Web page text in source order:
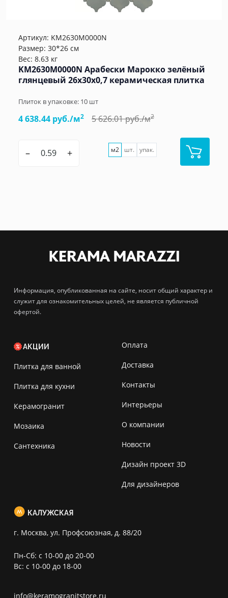
Артикул: KM2630M0000N
Размер: 30*26 см
Вес: 8.63 кг
KM2630M0000N Арабески Марокко зелёный
глянцевый 26x30x0,7 керамическая плитка
Плиток в упаковке: 10 шт
4 638.44 руб./м2 5 626.01 руб./м2
– + м2 шт. упак.
Информация, опубликованная на сайте, носит общий характер и
служит для ознакомительных целей, не является публичной
офертой.
АКЦИИ
Плитка для ванной
Плитка для кухни
Керамогранит
Мозаика
Сантехника
Оплата
Доставка
Контакты
Интерьеры
О компании
Новости
Дизайн проект 3D
Для дизайнеров
КАЛУЖСКАЯ
г. Москва, ул. Профсоюзная, д. 88/20
Пн-Сб: с 10-00 до 20-00
Вс: с 10-00 до 18-00
info@keramogranitstore.ru